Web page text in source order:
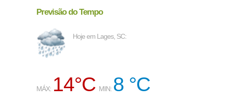
Previsão do Tempo
Hoje em Lages, SC:
MÁX: 14°C MIN: 8 °C